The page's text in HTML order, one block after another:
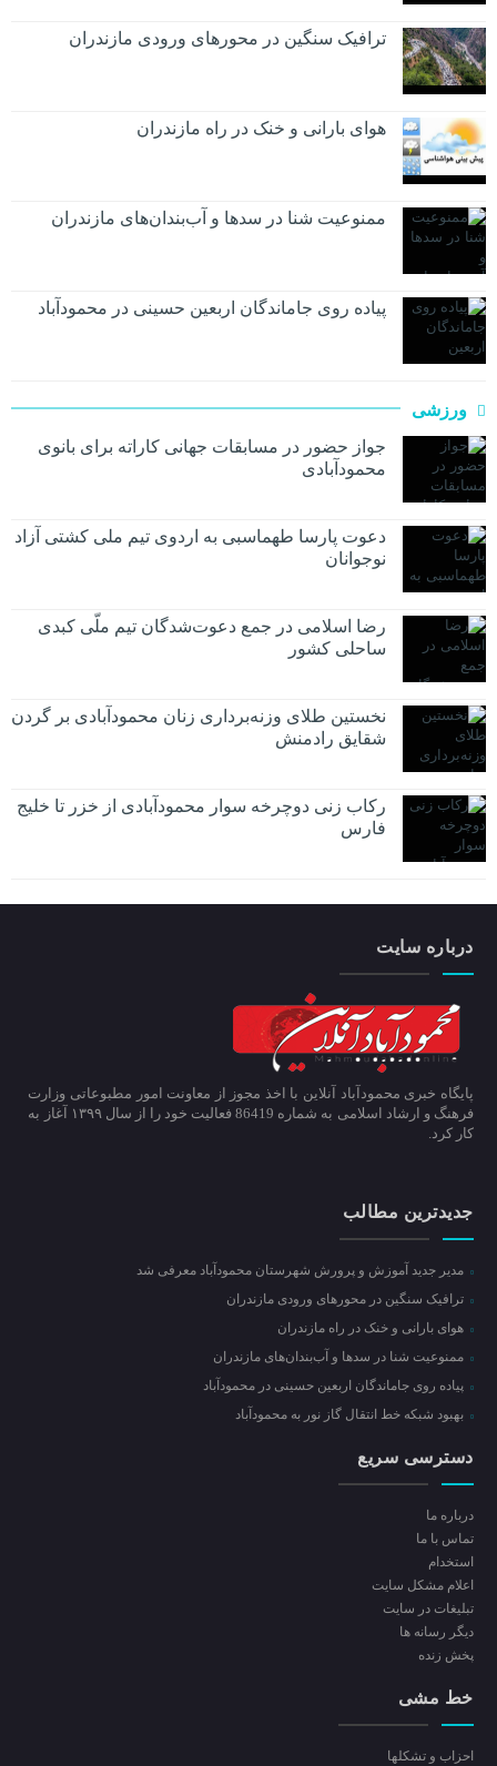
ترافیک سنگین در محور‌های ورودی مازندران
هوای بارانی و خنک در راه مازندران
ممنوعیت شنا در سدها و آب‌بندان‌‌های مازندران
پیاده روی جاماندگان اربعین حسینی در محمودآباد
ورزشی
جواز حضور در مسابقات جهانی کاراته برای بانوی
محمودآبادی
دعوت پارسا طهماسبی به اردوی تیم ملی کشتی آزاد
نوجوانان
رضا اسلامی در جمع دعوت‌شدگان تیم ملّی کبدی
ساحلی کشور
نخستین طلای وزنه‌برداری زنان محمودآبادی بر گردن
شقایق رادمنش
رکاب زنی دوچرخه سوار محمودآبادی از خزر تا خلیج
فارس
درباره سایت
پایگاه خبری محمودآباد آنلاین با اخذ مجوز از معاونت امور مطبوعاتی وزارت
فرهنگ و ارشاد اسلامی به شماره 86419 فعالیت خود را از سال ۱۳۹۹ آغاز به
کار کرد.
جدیدترین مطالب
مدیر جدید آموزش و پرورش شهرستان محمودآباد معرفی شد
ترافیک سنگین در محور‌های ورودی مازندران
هوای بارانی و خنک در راه مازندران
ممنوعیت شنا در سدها و آب‌بندان‌‌های مازندران
پیاده روی جاماندگان اربعین حسینی در محمودآباد
بهبود شبکه خط انتقال گاز نور به محمودآباد
دسترسی سریع
درباره ما
تماس با ما
استخدام
اعلام مشکل سایت
تبلیغات در سایت
ديگر رسانه ها
پخش زنده
خط مشی
احزاب و تشکلها